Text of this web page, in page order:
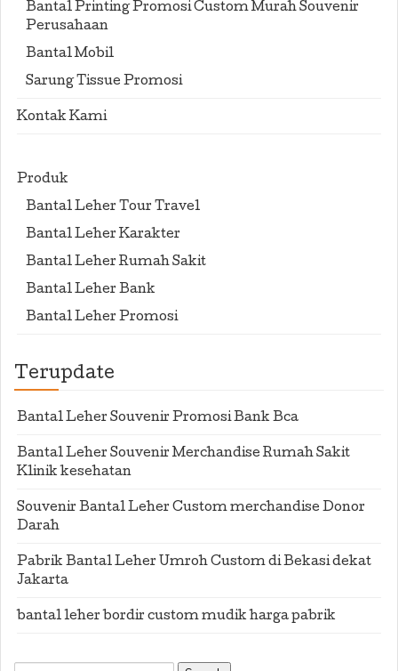
Bantal Printing Promosi Custom Murah Souvenir
Perusahaan
Bantal Mobil
Sarung Tissue Promosi
Kontak Kami
Produk
Bantal Leher Tour Travel
Bantal Leher Karakter
Bantal Leher Rumah Sakit
Bantal Leher Bank
Bantal Leher Promosi
Terupdate
Bantal Leher Souvenir Promosi Bank Bca
Bantal Leher Souvenir Merchandise Rumah Sakit
Klinik kesehatan
Souvenir Bantal Leher Custom merchandise Donor
Darah
Pabrik Bantal Leher Umroh Custom di Bekasi dekat
Jakarta
bantal leher bordir custom mudik harga pabrik